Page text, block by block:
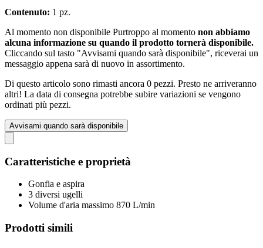
Contenuto: 1 pz.
Al momento non disponibile Purtroppo al momento non abbiamo
alcuna informazione su quando il prodotto tornerà disponibile.
Cliccando sul tasto "Avvisami quando sarà disponibile", riceverai un
messaggio appena sarà di nuovo in assortimento.
Di questo articolo sono rimasti ancora 0 pezzi. Presto ne arriveranno
altri! La data di consegna potrebbe subire variazioni se vengono
ordinati più pezzi.
Avvisami quando sarà disponibile
Caratteristiche e proprietà
Gonfia e aspira
3 diversi ugelli
Volume d'aria massimo 870 L/min
Prodotti simili